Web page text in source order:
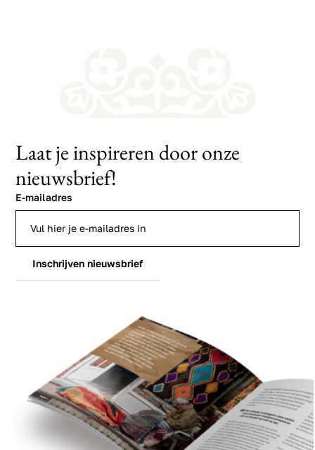
Laat je inspireren door onze
nieuwsbrief!
E-mailadres
Inschrijven nieuwsbrief